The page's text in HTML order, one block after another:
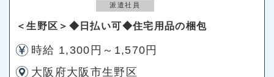
派遣社員
＜生野区＞◆日払い可◆住宅用品の梱包
時給 1,300円～1,570円
大阪府大阪市生野区